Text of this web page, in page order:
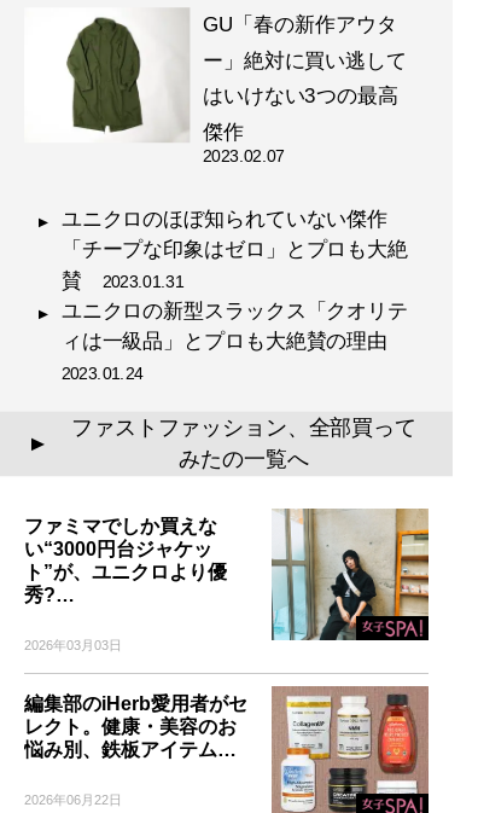
GU「春の新作アウタ
ー」絶対に買い逃して
はいけない3つの最高
傑作
2023.02.07
ユニクロのほぼ知られていない傑作
「チープな印象はゼロ」とプロも大絶
賛 2023.01.31
ユニクロの新型スラックス「クオリテ
ィは一級品」とプロも大絶賛の理由
2023.01.24
▲
ファストファッション、全部買って
みたの一覧へ
ファミマでしか買えな
い“3000円台ジャケッ
ト”が、ユニクロより優
秀?…
2026年03月03日
編集部のiHerb愛用者がセ
レクト。健康・美容のお
悩み別、鉄板アイテム…
2026年06月22日